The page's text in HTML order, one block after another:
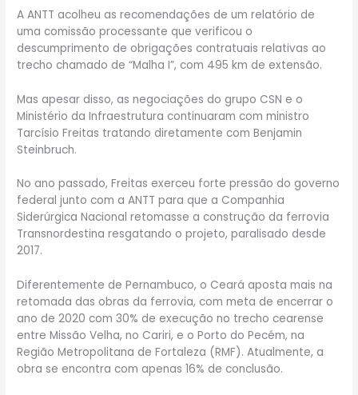
A ANTT acolheu as recomendações de um relatório de
uma comissão processante que verificou o
descumprimento de obrigações contratuais relativas ao
trecho chamado de “Malha I”, com 495 km de extensão.
Mas apesar disso, as negociações do grupo CSN e o
Ministério da Infraestrutura continuaram com ministro
Tarcísio Freitas tratando diretamente com Benjamin
Steinbruch.
No ano passado, Freitas exerceu forte pressão do governo
federal junto com a ANTT para que a Companhia
Siderúrgica Nacional retomasse a construção da ferrovia
Transnordestina resgatando o projeto, paralisado desde
2017.
Diferentemente de Pernambuco, o Ceará aposta mais na
retomada das obras da ferrovia, com meta de encerrar o
ano de 2020 com 30% de execução no trecho cearense
entre Missão Velha, no Cariri, e o Porto do Pecém, na
Região Metropolitana de Fortaleza (RMF). Atualmente, a
obra se encontra com apenas 16% de conclusão.